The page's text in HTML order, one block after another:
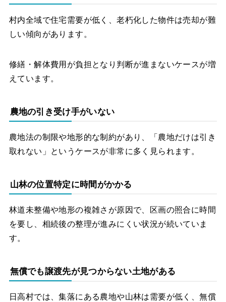
村内全域で住宅需要が低く、老朽化した物件は売却が難
しい傾向があります。
修繕・解体費用が負担となり判断が進まないケースが増
えています。
農地の引き受け手がいない
農地法の制限や地形的な制約があり、「農地だけは引き
取れない」というケースが非常に多く見られます。
山林の位置特定に時間がかかる
林道未整備や地形の複雑さが原因で、区画の照合に時間
を要し、相続後の整理が進みにくい状況が続いていま
す。
無償でも譲渡先が見つからない土地がある
日高村では、集落にある農地や山林は需要が低く、無償